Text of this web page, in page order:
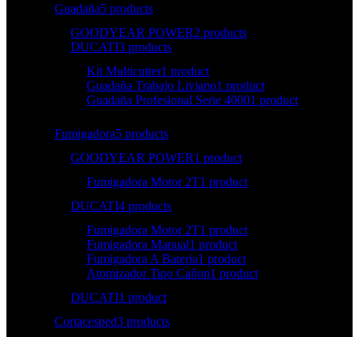
Guadaña5 products
GOODYEAR POWER2 products
DUCATI3 products
Kit Multicutter1 product
Guadaña Trabajo Liviano1 product
Guadaña Profesional Serie 40001 product
Fumigadora5 products
GOODYEAR POWER1 product
Fumigadora Motor 2T1 product
DUCATI4 products
Fumigadora Motor 2T1 product
Fumigadora Manual1 product
Fumigadora A Bateria1 product
Atomizador Tipo Cañon1 product
DUCATI1 product
Cortacesped3 products